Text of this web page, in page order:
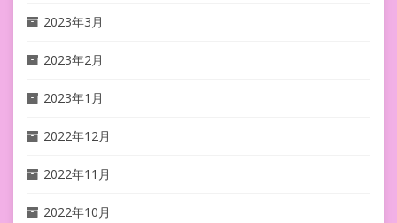
2023年3月
2023年2月
2023年1月
2022年12月
2022年11月
2022年10月